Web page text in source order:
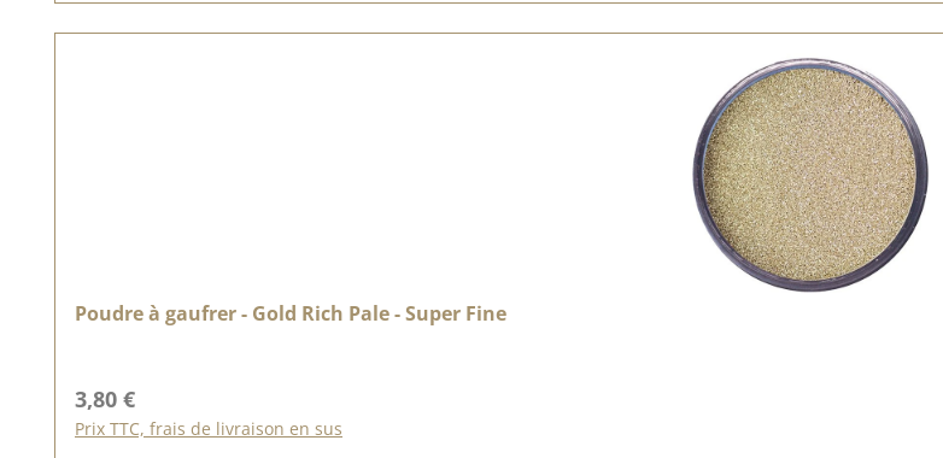
Poudre à gaufrer - Gold Rich Pale - Super Fine
Prix régulier :
3,80 €
Prix TTC, frais de livraison en sus